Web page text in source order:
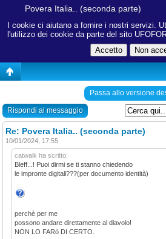
I cookie ci aiutano a fornire i nostri servizi.
l'utilizzo dei cookie da parte del sito
Povera Italia.. (seconda parte)
Passa allo versione
Rispondi al messaggio
Re: Povera Italia.. (seconda parte)
10/01/2024, 17:55
catwalk ha scritto:
Bleff...! Puoi dirmi se ti stanno chiedendo
le impronte digitali???(per documento identità)
perchè per me
possono andare direttamente al diavolo!
NON LO FARò DI CERTO.